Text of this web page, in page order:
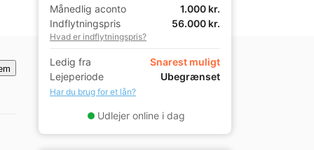
Månedlig aconto
1.000 kr.
Indflytningspris
56.000 kr.
Hvad er indflytningspris?
Ledig fra
Snarest muligt
Lejeperiode
Ubegrænset
Har du brug for et lån?
Udlejer online i dag